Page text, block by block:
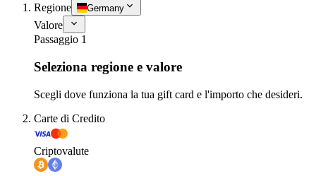
Regione Germany
Valore
Passaggio 1
Seleziona regione e valore
Scegli dove funziona la tua gift card e l'importo che desideri.
Carte di Credito
Criptovalute